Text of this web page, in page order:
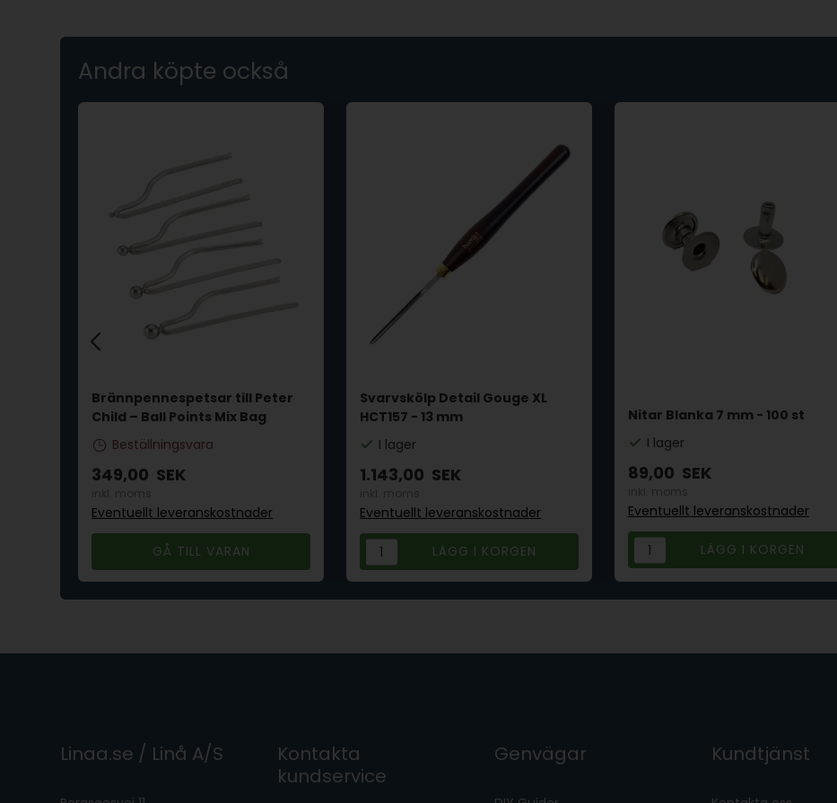
Andra köpte också
Brännpennespetsar till Peter
Child – Ball Points Mix Bag
Beställningsvara
349,00 SEK
Eventuellt leveranskostnader
GÅ TILL VARAN
Svarvskölp Detail Gouge XL
HCT157 - 13 mm
I lager
1.143,00 SEK
Eventuellt leveranskostnader
Nitar Blanka 7 mm - 100 st
I lager
89,00 SEK
Eventuellt leveranskostnader
Linaa.se / Linå A/S
Kontakta
kundservice
Genvägar Kundtjänst